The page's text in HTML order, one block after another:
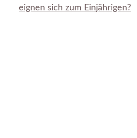
eignen sich zum Einjährigen?